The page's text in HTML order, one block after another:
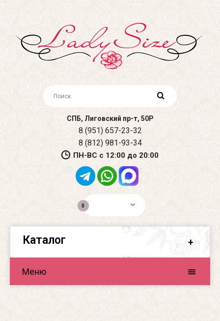
СПБ, Лиговский пр-т, 50Р
8 (951) 657-23-32
8 (812) 981-93-34
ПН-ВС с 12:00 до 20:00
0
Каталог
Меню